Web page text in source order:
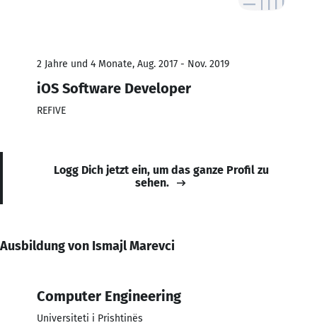
2 Jahre und 4 Monate, Aug. 2017 - Nov. 2019
iOS Software Developer
REFIVE
Logg Dich jetzt ein, um das ganze Profil zu
sehen.
Ausbildung von Ismajl Marevci
Computer Engineering
Universiteti i Prishtinës